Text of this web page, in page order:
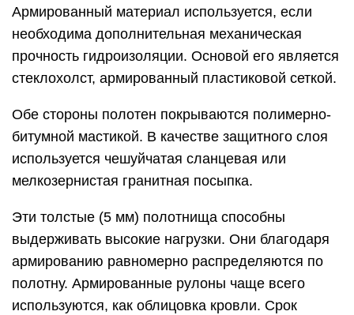
Армированный материал используется, если
необходима дополнительная механическая
прочность гидроизоляции. Основой его является
стеклохолст, армированный пластиковой сеткой.
Обе стороны полотен покрываются полимерно-
битумной мастикой. В качестве защитного слоя
используется чешуйчатая сланцевая или
мелкозернистая гранитная посыпка.
Эти толстые (5 мм) полотнища способны
выдерживать высокие нагрузки. Они благодаря
армированию равномерно распределяются по
полотну. Армированные рулоны чаще всего
используются, как облицовка кровли. Срок